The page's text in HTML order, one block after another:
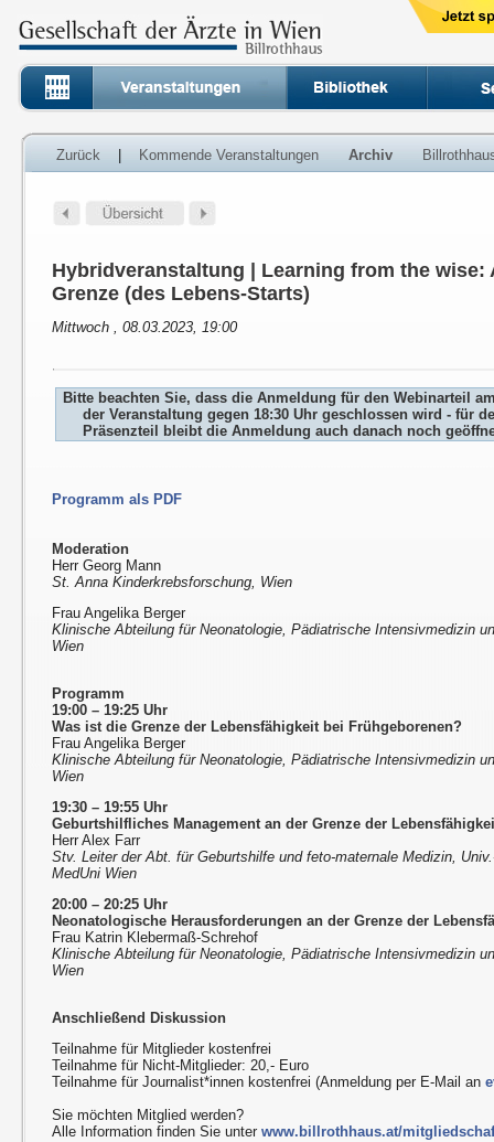
Zurück Kommende Veranstaltungen Archiv
Hybridveranstaltung | Learning from the wise:
Grenze (des Lebens-Starts)
Mittwoch , 08.03.2023, 19:00
Bitte beachten Sie, dass die Anmeldung für den Webinarteil
der Veranstaltung gegen 18:30 Uhr geschlossen wird - für
Präsenzteil bleibt die Anmeldung auch danach noch
Programm als PDF
Moderation
Herr Georg Mann
St. Anna Kinderkrebsforschung, Wien
Frau Angelika Berger
Klinische Abteilung für Neonatologie, Pädiatrische Intensivmedizin
Wien
Programm
19:00 – 19:25 Uhr
Was ist die Grenze der Lebensfähigkeit bei Frühgeborenen?
Frau Angelika Berger
Klinische Abteilung für Neonatologie, Pädiatrische Intensivmedizin
Wien
19:30 – 19:55 Uhr
Geburtshilfliches Management an der Grenze der
Herr Alex Farr
Stv. Leiter der Abt. für Geburtshilfe und feto-maternale Medizin,
MedUni Wien
20:00 – 20:25 Uhr
Neonatologische Herausforderungen an der Grenze der
Frau Katrin Klebermaß-Schrehof
Klinische Abteilung für Neonatologie, Pädiatrische Intensivmedizin
Wien
Anschließend Diskussion
Teilnahme für Mitglieder kostenfrei
Teilnahme für Nicht-Mitglieder: 20,- Euro
Teilnahme für Journalist*innen kostenfrei (Anmeldung per E-Mail an
Sie möchten Mitglied werden?
Alle Information finden Sie unterwww.billrothhaus.at/